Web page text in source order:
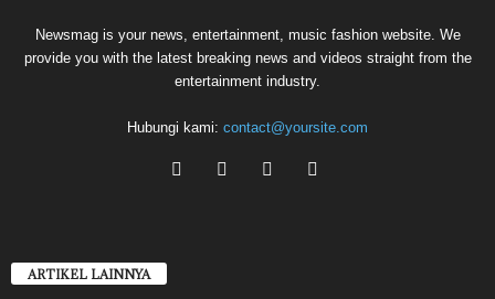
Newsmag is your news, entertainment, music fashion website. We
provide you with the latest breaking news and videos straight from the
entertainment industry.
Hubungi kami: contact@yoursite.com
ARTIKEL LAINNYA